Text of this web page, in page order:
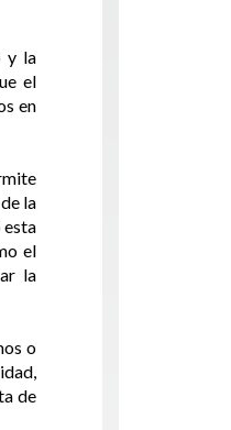
y la
el
en
la
esta
el
la
o
de